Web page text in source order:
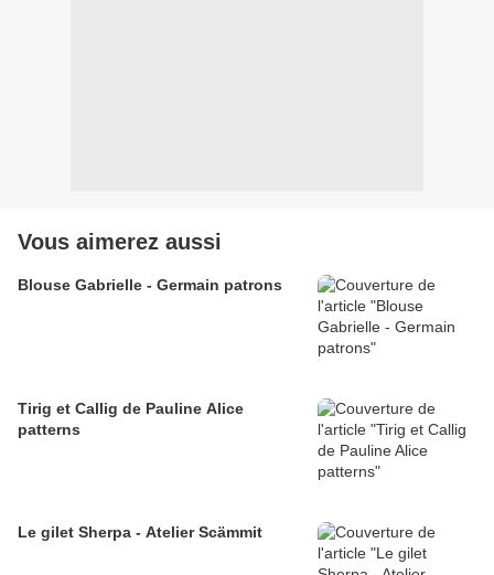
Vous aimerez aussi
Blouse Gabrielle - Germain patrons
Tirig et Callig de Pauline Alice
patterns
Le gilet Sherpa - Atelier Scämmit